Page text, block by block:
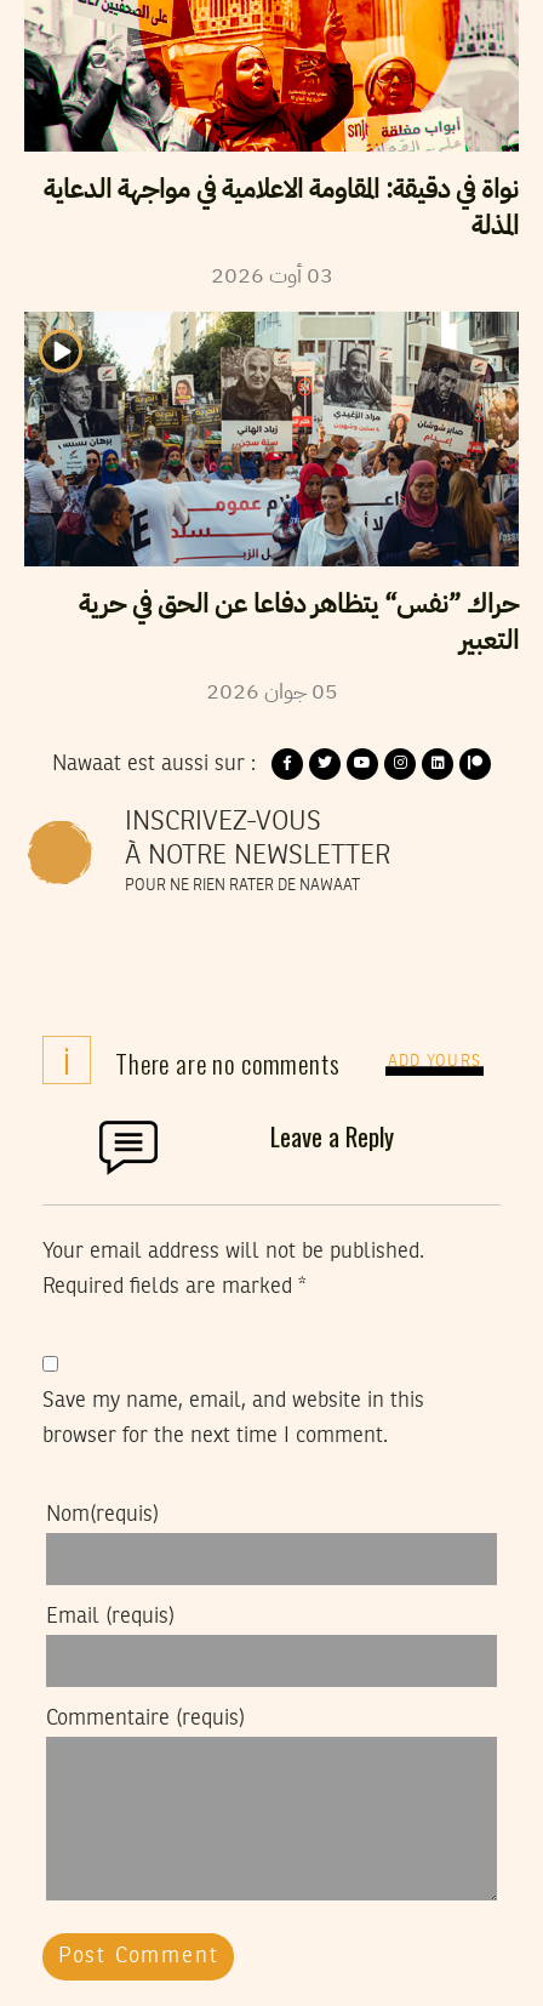
نواة في دقيقة: المقاومة الاعلامية في مواجهة الدعاية
المذلة
03 أوت2026
حراك ”نفس“ يتظاهر دفاعا عن الحق في حرية
التعبير
05 جوان2026
Nawaat est aussi sur :
INSCRIVEZ-VOUS
À NOTRE NEWSLETTER
POUR NE RIEN RATER DE NAWAAT
i There are no comments ADD YOURS
Leave a Reply
Your email address will not be published.
Required fields are marked *
Save my name, email, and website in this
browser for the next time I comment.
Nom(requis)
Email (requis)
Commentaire (requis)